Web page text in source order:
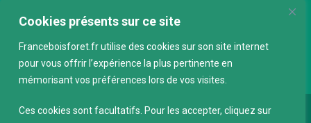
Cookies présents sur ce site
Franceboisforet.fr utilise des cookies sur son site internet
pour vous offrir l’expérience la plus pertinente en
mémorisant vos préférences lors de vos visites.
Ces cookies sont facultatifs. Pour les accepter, cliquez sur
Conception :keepdesign.fr